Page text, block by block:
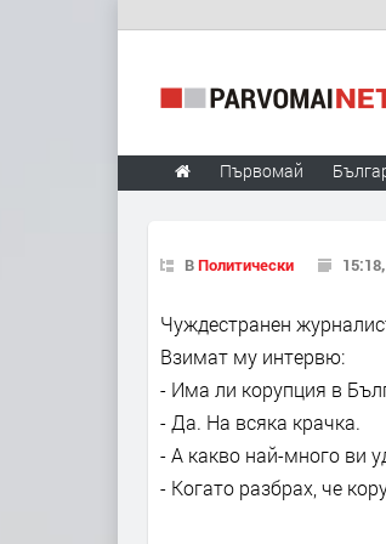
Първомай
ВПолитически
Чуждестранен
Взимат му интервю:
- Има ли корупция в
- Да. На всяка крачка.
- А какво най-много ви
- Когато разбрах, че